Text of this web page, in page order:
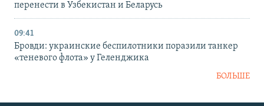
перенести в Узбекистан и Беларусь
09:41
Бровди: украинские беспилотники поразили танкер
«теневого флота» у Геленджика
БОЛЬШЕ